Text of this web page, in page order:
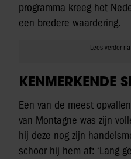
programma kreeg het
een bredere waardering.
KENMERKENDE
Een van de meest
van Montagne was zijn
hij deze nog zijn
schoor hij hem af: ‘Lang